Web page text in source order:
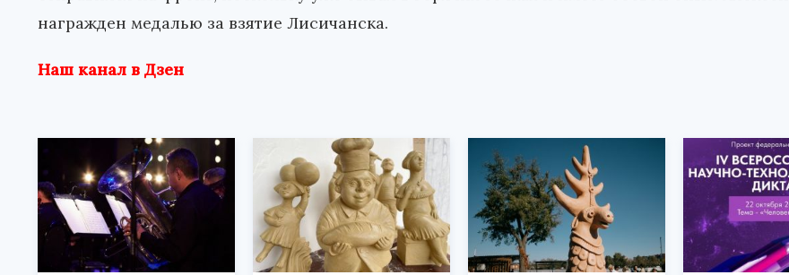
награжден медалью за взятие Лисичанска.
Наш канал в Дзен